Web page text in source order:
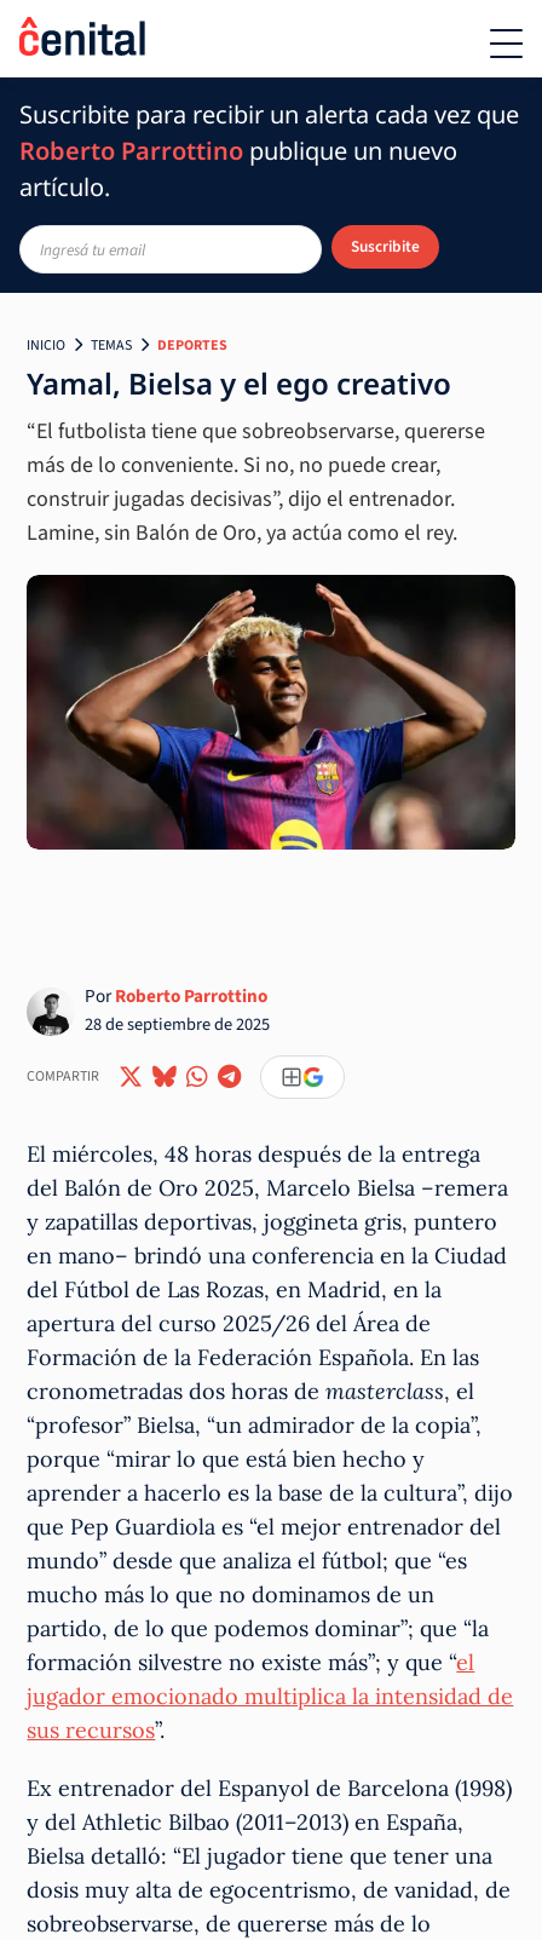
Suscribite para recibir un alerta cada vez que
Roberto Parrottino publique un nuevo
artículo.
Suscribite
INICIO TEMAS DEPORTES
Yamal, Bielsa y el ego creativo
“El futbolista tiene que sobreobservarse, quererse
más de lo conveniente. Si no, no puede crear,
construir jugadas decisivas”, dijo el entrenador.
Lamine, sin Balón de Oro, ya actúa como el rey.
PorRoberto Parrottino
28 de septiembre de 2025
COMPARTIR
El miércoles, 48 horas después de la entrega
del Balón de Oro 2025, Marcelo Bielsa –remera
y zapatillas deportivas, joggineta gris, puntero
en mano– brindó una conferencia en la Ciudad
del Fútbol de Las Rozas, en Madrid, en la
apertura del curso 2025/26 del Área de
Formación de la Federación Española. En las
cronometradas dos horas demasterclass, el
“profesor” Bielsa, “un admirador de la copia”,
porque “mirar lo que está bien hecho y
aprender a hacerlo es la base de la cultura”, dijo
que Pep Guardiola es “el mejor entrenador del
mundo” desde que analiza el fútbol; que “es
mucho más lo que no dominamos de un
partido, de lo que podemos dominar”; que “la
formación silvestre no existe más”; y que “el
jugador emocionado multiplica la intensidad de
sus recursos”.
Ex entrenador del Espanyol de Barcelona (1998)
y del Athletic Bilbao (2011–2013) en España,
Bielsa detalló: “El jugador tiene que tener una
dosis muy alta de egocentrismo, de vanidad, de
sobreobservarse, de quererse más de lo